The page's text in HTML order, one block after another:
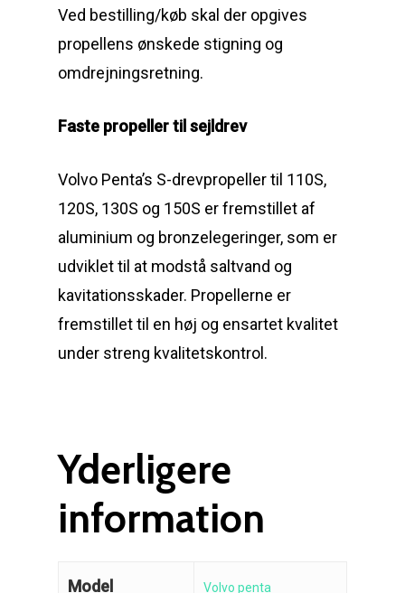
Ved bestilling/køb skal der opgives
propellens ønskede stigning og
omdrejningsretning.
Faste propeller til sejldrev
Volvo Penta’s S-drevpropeller til 110S,
120S, 130S og 150S er fremstillet af
aluminium og bronzelegeringer, som er
udviklet til at modstå saltvand og
kavitationsskader. Propellerne er
fremstillet til en høj og ensartet kvalitet
under streng kvalitetskontrol.
Yderligere
information
Model Volvo penta
Indlever din propel
Påføring af PropShield
Om os